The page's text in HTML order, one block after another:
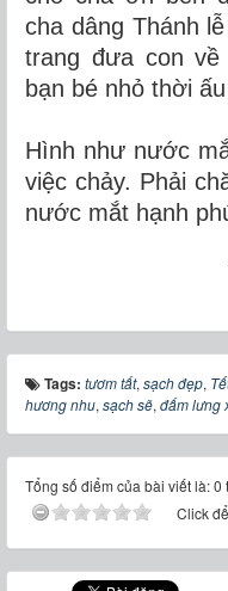
cha dâng Thánh
trang đưa con
bạn bé nhỏ thời
Hình như nước
việc chảy. Phải
nước mắt hạnh
Tags: tươm tất, sạch đẹp,
hương nhu, sạch sẽ, đấm lưng
Tổng số điểm của bài viết là: 0
Click